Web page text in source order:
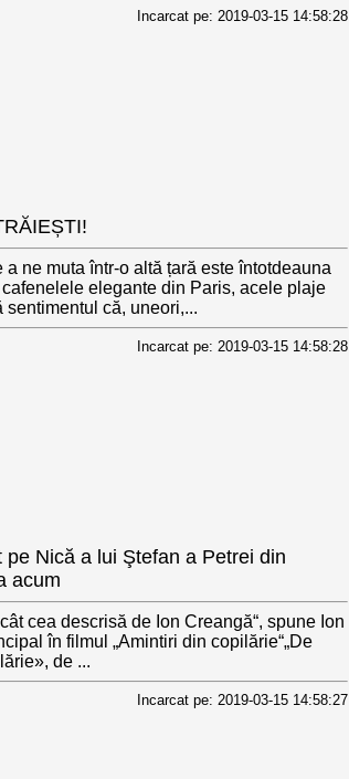
Incarcat pe: 2019-03-15 14:58:28
ne muta într-o altă țară este întotdeauna
elegante din Paris, acele plaje
că, uneori,...
Incarcat pe: 2019-03-15 14:58:28
Nică a lui Ştefan a Petrei din
acum
cea descrisă de Ion Creangă“, spune Ion
în filmul „Amintiri din copilărie“„De
de ...
Incarcat pe: 2019-03-15 14:58:27